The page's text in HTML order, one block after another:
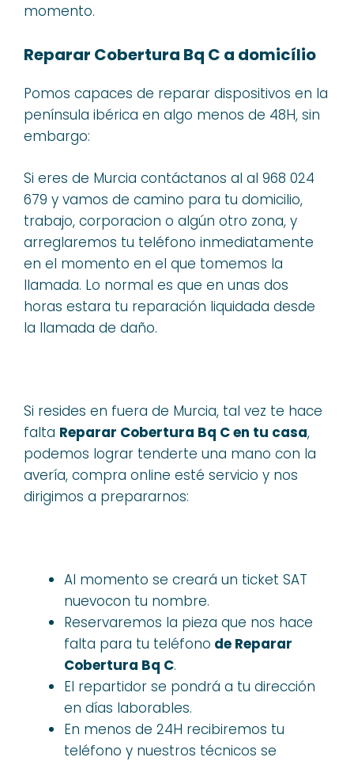
momento.
Reparar Cobertura Bq C a domicílio
Pomos capaces de reparar dispositivos en la
península ibérica en algo menos de 48H, sin
embargo:
Si eres de Murcia contáctanos al al 968 024
679 y vamos de camino para tu domicilio,
trabajo, corporacion o algún otro zona, y
arreglaremos tu teléfono inmediatamente
en el momento en el que tomemos la
llamada. Lo normal es que en unas dos
horas estara tu reparación liquidada desde
la llamada de daño.
Si resides en fuera de Murcia, tal vez te hace
falta Reparar Cobertura Bq C en tu casa,
podemos lograr tenderte una mano con la
avería, compra online esté servicio y nos
dirigimos a prepararnos:
Al momento se creará un ticket SAT
nuevocon tu nombre.
Reservaremos la pieza que nos hace
falta para tu teléfono de Reparar
Cobertura Bq C.
El repartidor se pondrá a tu dirección
en días laborables.
En menos de 24H recibiremos tu
teléfono y nuestros técnicos se